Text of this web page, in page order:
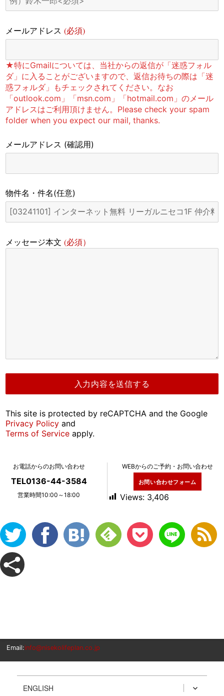
メールアドレス(必須)
★特にGmailについては、当社からの返信が「迷惑フォル
ダ」に入ることがございますので、返信お待ちの際は「迷
惑フォルダ」もチェックされてください。なお
「outlook.com」「msn.com」「hotmail.com」のメール
アドレスはご利用頂けません。Please check your spam
folder when you expect our mail, thanks.
メールアドレス (確認用)
物件名・件名(任意)
メッセージ本文(必須）
This site is protected by reCAPTCHA and the Google
Privacy Policy and
Terms of Service apply.
お電話からのお問い合わせ
TEL0136-44-3584
営業時間10:00～18:00
WEBからのご予約・お問い合わせ
お問い合わせフォーム
Views: 3,406
Email:info@nisekolifeplan.co.jp
ENGLISH